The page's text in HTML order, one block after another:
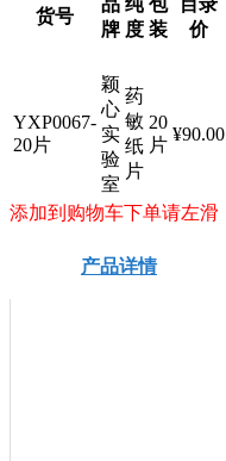
货号
品
牌
纯
度
包
装
目录
价
YXP0067-
20片
颖
心
实
验
室
药
敏
纸
片
20
片
¥90.00
添加到购物车下单请左滑
产品详情